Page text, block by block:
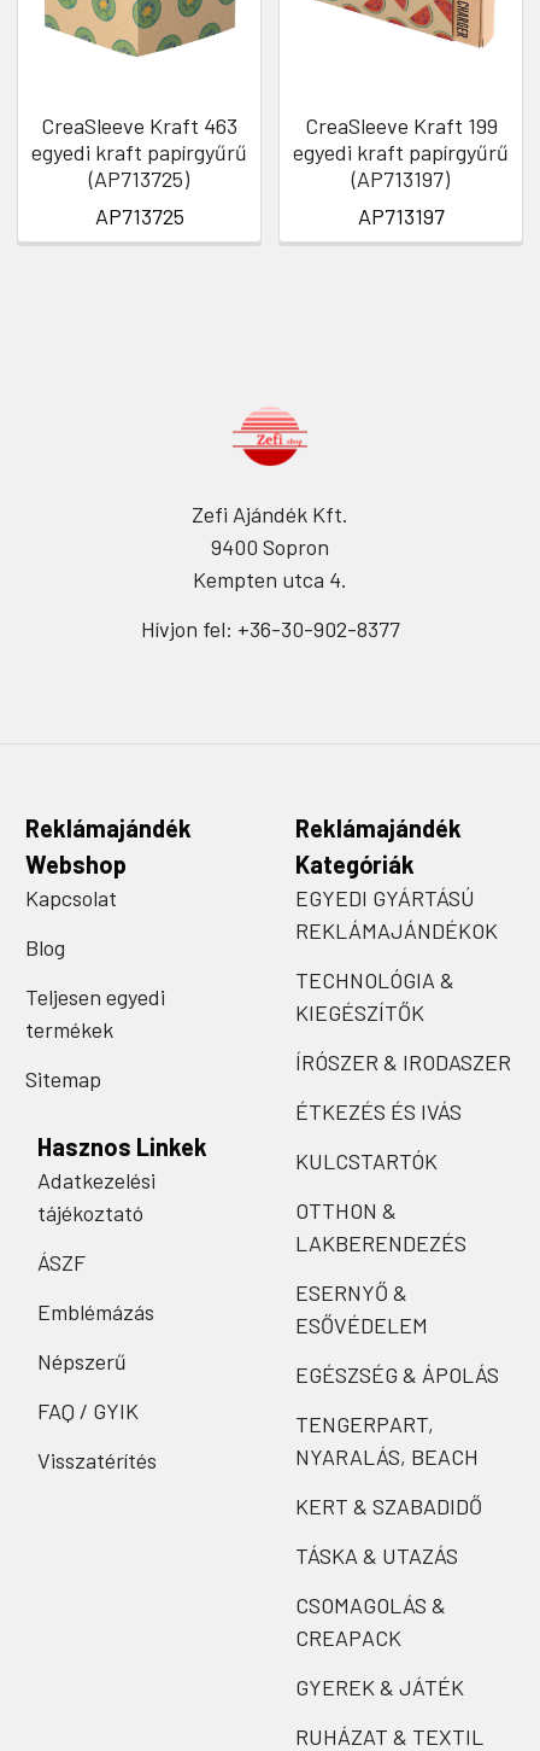
CreaSleeve Kraft 463
egyedi kraft papírgyűrű
(AP713725)
AP713725
CreaSleeve Kraft 199
egyedi kraft papírgyűrű
(AP713197)
AP713197
Zefi Ajándék Kft.
9400 Sopron
Kempten utca 4.
Hívjon fel: +36-30-902-8377
Reklámajándék
Webshop
Kapcsolat
Blog
Teljesen egyedi
termékek
Sitemap
Hasznos Linkek
Adatkezelési
tájékoztató
ÁSZF
Emblémázás
Népszerű
FAQ / GYIK
Visszatérítés
Reklámajándék
Kategóriák
EGYEDI GYÁRTÁSÚ
REKLÁMAJÁNDÉKOK
TECHNOLÓGIA &
KIEGÉSZÍTŐK
ÍRÓSZER & IRODASZER
ÉTKEZÉS ÉS IVÁS
KULCSTARTÓK
OTTHON &
LAKBERENDEZÉS
ESERNYŐ &
ESŐVÉDELEM
EGÉSZSÉG & ÁPOLÁS
TENGERPART,
NYARALÁS, BEACH
KERT & SZABADIDŐ
TÁSKA & UTAZÁS
CSOMAGOLÁS &
CREAPACK
GYEREK & JÁTÉK
RUHÁZAT & TEXTIL